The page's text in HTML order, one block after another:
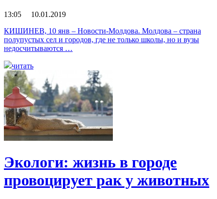
13:05 10.01.2019
КИШИНЕВ, 10 янв – Новости-Молдова. Молдова – страна
полупустых сел и городов, где не только школы, но и вузы
недосчитываются …
читать
Экологи: жизнь в городе
провоцирует рак у животных